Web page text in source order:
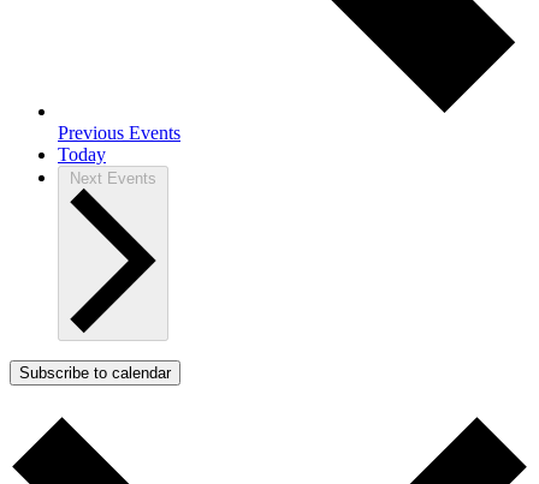
Previous Events
Today
Next Events
Subscribe to calendar